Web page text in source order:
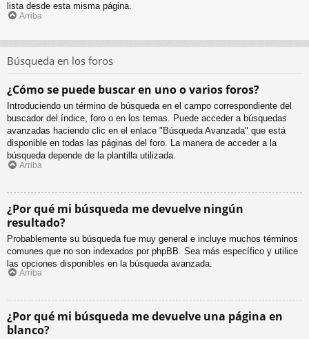
lista desde esta misma página.
Arriba
Búsqueda en los foros
¿Cómo se puede buscar en uno o varios foros?
Introduciendo un término de búsqueda en el campo correspondiente del
buscador del índice, foro o en los temas. Puede acceder a búsquedas
avanzadas haciendo clic en el enlace "Búsqueda Avanzada" que está
disponible en todas las páginas del foro. La manera de acceder a la
búsqueda depende de la plantilla utilizada.
Arriba
¿Por qué mi búsqueda me devuelve ningún
resultado?
Probablemente su búsqueda fue muy general e incluye muchos términos
comunes que no son indexados por phpBB. Sea más específico y utilice
las opciones disponibles en la búsqueda avanzada.
Arriba
¿Por qué mi búsqueda me devuelve una página en
blanco?